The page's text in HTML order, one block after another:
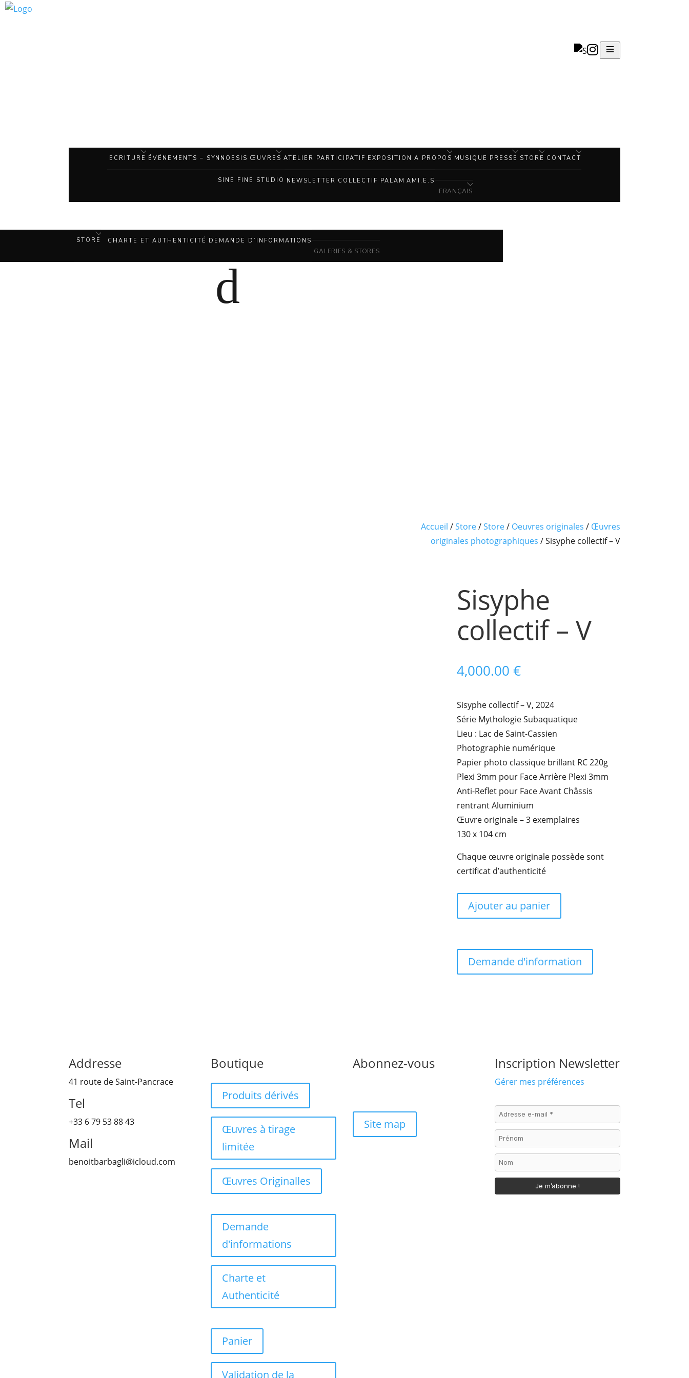
ECRITURE ÉVÉNEMENTS – SYNNOESIS ŒUVRES ATELIER PARTICIPATIF EXPOSITION A PROPOS MUSIQUE PRESSE STORE CONTACT
SINE FINE STUDIO NEWSLETTER COLLECTIF PALAM AMI.E.S
FRANÇAIS
STORE CHARTE ET AUTHENTICITÉ DEMANDE D’INFORMATIONS
GALERIES & STORES
d
Accueil /Store/Store/ Oeuvres originales / Œuvres
originales photographiques / Sisyphe collectif – V
Sisyphe
collectif – V
4,000.00 €
Sisyphe collectif – V, 2024
Série Mythologie Subaquatique
Lieu : Lac de Saint-Cassien
Photographie numérique
Papier photo classique brillant RC 220g
Plexi 3mm pour Face Arrière Plexi 3mm
Anti-Reflet pour Face Avant Châssis
rentrant Aluminium
Œuvre originale – 3 exemplaires
130 x 104 cm
Chaque œuvre originale possède sont
certificat d’authenticité
Ajouter au panier
Demande d'information
Addresse
41 route de Saint-Pancrace
Tel
+33 6 79 53 88 43
Mail
benoitbarbagli@icloud.com
Boutique
Produits dérivés
Œuvres à tirage
limitée
Œuvres Originalles
Demande
d'informations
Charte et
Authenticité
Panier
Validation de la
Abonnez-vous
Site map
Inscription Newsletter
Gérer mes préférences